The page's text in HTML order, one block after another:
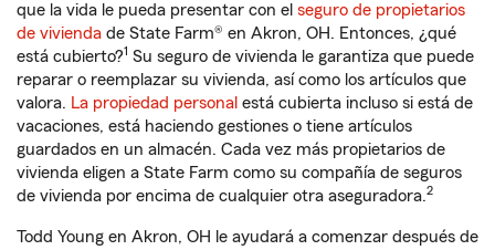
que la vida le pueda presentar con el seguro de propietarios
de vivienda de State Farm® en Akron, OH. Entonces, ¿qué
está cubierto?1 Su seguro de vivienda le garantiza que puede
reparar o reemplazar su vivienda, así como los artículos que
valora. La propiedad personal está cubierta incluso si está de
vacaciones, está haciendo gestiones o tiene artículos
guardados en un almacén. Cada vez más propietarios de
vivienda eligen a State Farm como su compañía de seguros
de vivienda por encima de cualquier otra aseguradora.2
Todd Young en Akron, OH le ayudará a comenzar después de